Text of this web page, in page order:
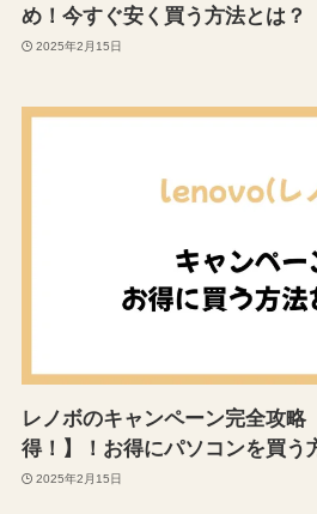
め！今すぐ安く買う方法とは？
2025年2月15日
レノボのキャンペーン完全攻略
得！】！お得にパソコンを買う
2025年2月15日